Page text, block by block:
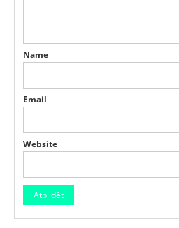
Name
Email
Website